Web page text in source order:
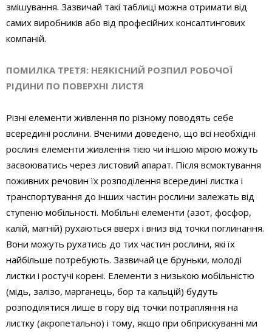
змішування. Зазвичай такі таблиці можна отримати від
самих виробників або від професійних консалтингових
компаній.
ПОМИЛКА ТРЕТЯ: НЕЯКІСНИЙ РОЗПИЛ РОБОЧОЇ
РІДИНИ ПО ПОВЕРХНІ ЛИСТЯ
Різні елементи живлення по різному поводять себе
всередині рослини. Вченими доведено, що всі необхідні
рослині елементи живлення тією чи іншою мірою можуть
засвоюватись через листовий апарат. Після всмоктування
поживних речовин їх розподілення всередині листка і
транспортування до інших частин рослини залежать від
ступеню мобільності. Мобільні елементи (азот, фосфор,
калій, магній) рухаються вверх і вниз від точки поглинання.
Вони можуть рухатись до тих частин рослини, які їх
найбільше потребують. Зазвичай це бруньки, молоді
листки і ростучі корені. Елементи з низькою мобільністю
(мідь, залізо, марганець, бор та кальцій) будуть
розподілятися лише в гору від точки потрапляння на
листку (акропетально) і тому, якщо при обприскуванні ми